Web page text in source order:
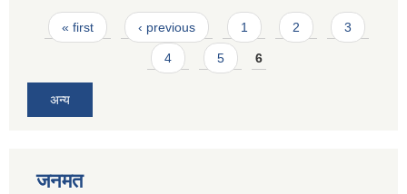
Pages
« first ‹ previous 1 2 3
4 5 6
अन्य
जनमत